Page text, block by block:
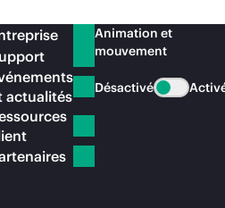
actualités
Animation et
mouvement
Désactivé